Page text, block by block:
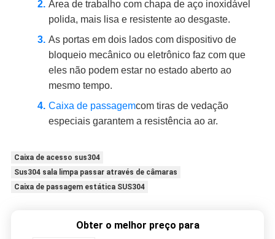
Área de trabalho com chapa de aço inoxidável
polida, mais lisa e resistente ao desgaste.
As portas em dois lados com dispositivo de
bloqueio mecânico ou eletrônico faz com que
eles não podem estar no estado aberto ao
mesmo tempo.
Caixa de passagemcom tiras de vedação
especiais garantem a resistência ao ar.
Caixa de acesso sus304
Sus304 sala limpa passar através de câmaras
Caixa de passagem estática SUS304
Obter o melhor preço para